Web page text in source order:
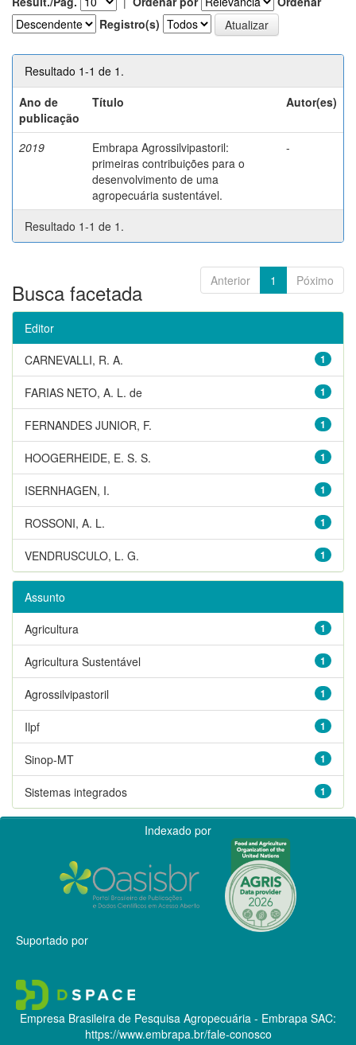
Registro(s)
Resultado 1-1 de 1.
Ano de
publicação
Título Autor(es)
2019
Embrapa Agrossilvipastoril:
primeiras contribuições para o
desenvolvimento de uma
agropecuária sustentável.
-
Resultado 1-1 de 1.
Anterior 1 Póximo
Busca facetada
Editor
1
CARNEVALLI, R. A.
1
FARIAS NETO, A. L. de
1
FERNANDES JUNIOR, F.
1
HOOGERHEIDE, E. S. S.
1
ISERNHAGEN, I.
1
ROSSONI, A. L.
1
VENDRUSCULO, L. G.
Assunto
1
Agricultura
1
Agricultura Sustentável
1
Agrossilvipastoril
1
Ilpf
1
Sinop-MT
1
Sistemas integrados
Indexado por
Suportado por
Empresa Brasileira de Pesquisa Agropecuária - Embrapa SAC:
https://www.embrapa.br/fale-conosco